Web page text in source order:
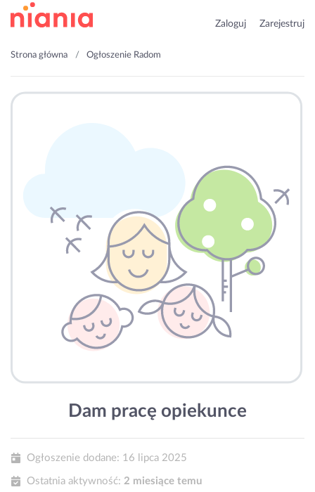
Zaloguj Zarejestruj
Strona główna Ogłoszenie Radom
Dam pracę opiekunce
Ogłoszenie dodane: 16 lipca 2025
Ostatnia aktywność: 2 miesiące temu